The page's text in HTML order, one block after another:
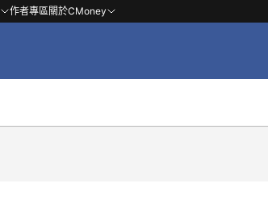
作者專區關於CMoney